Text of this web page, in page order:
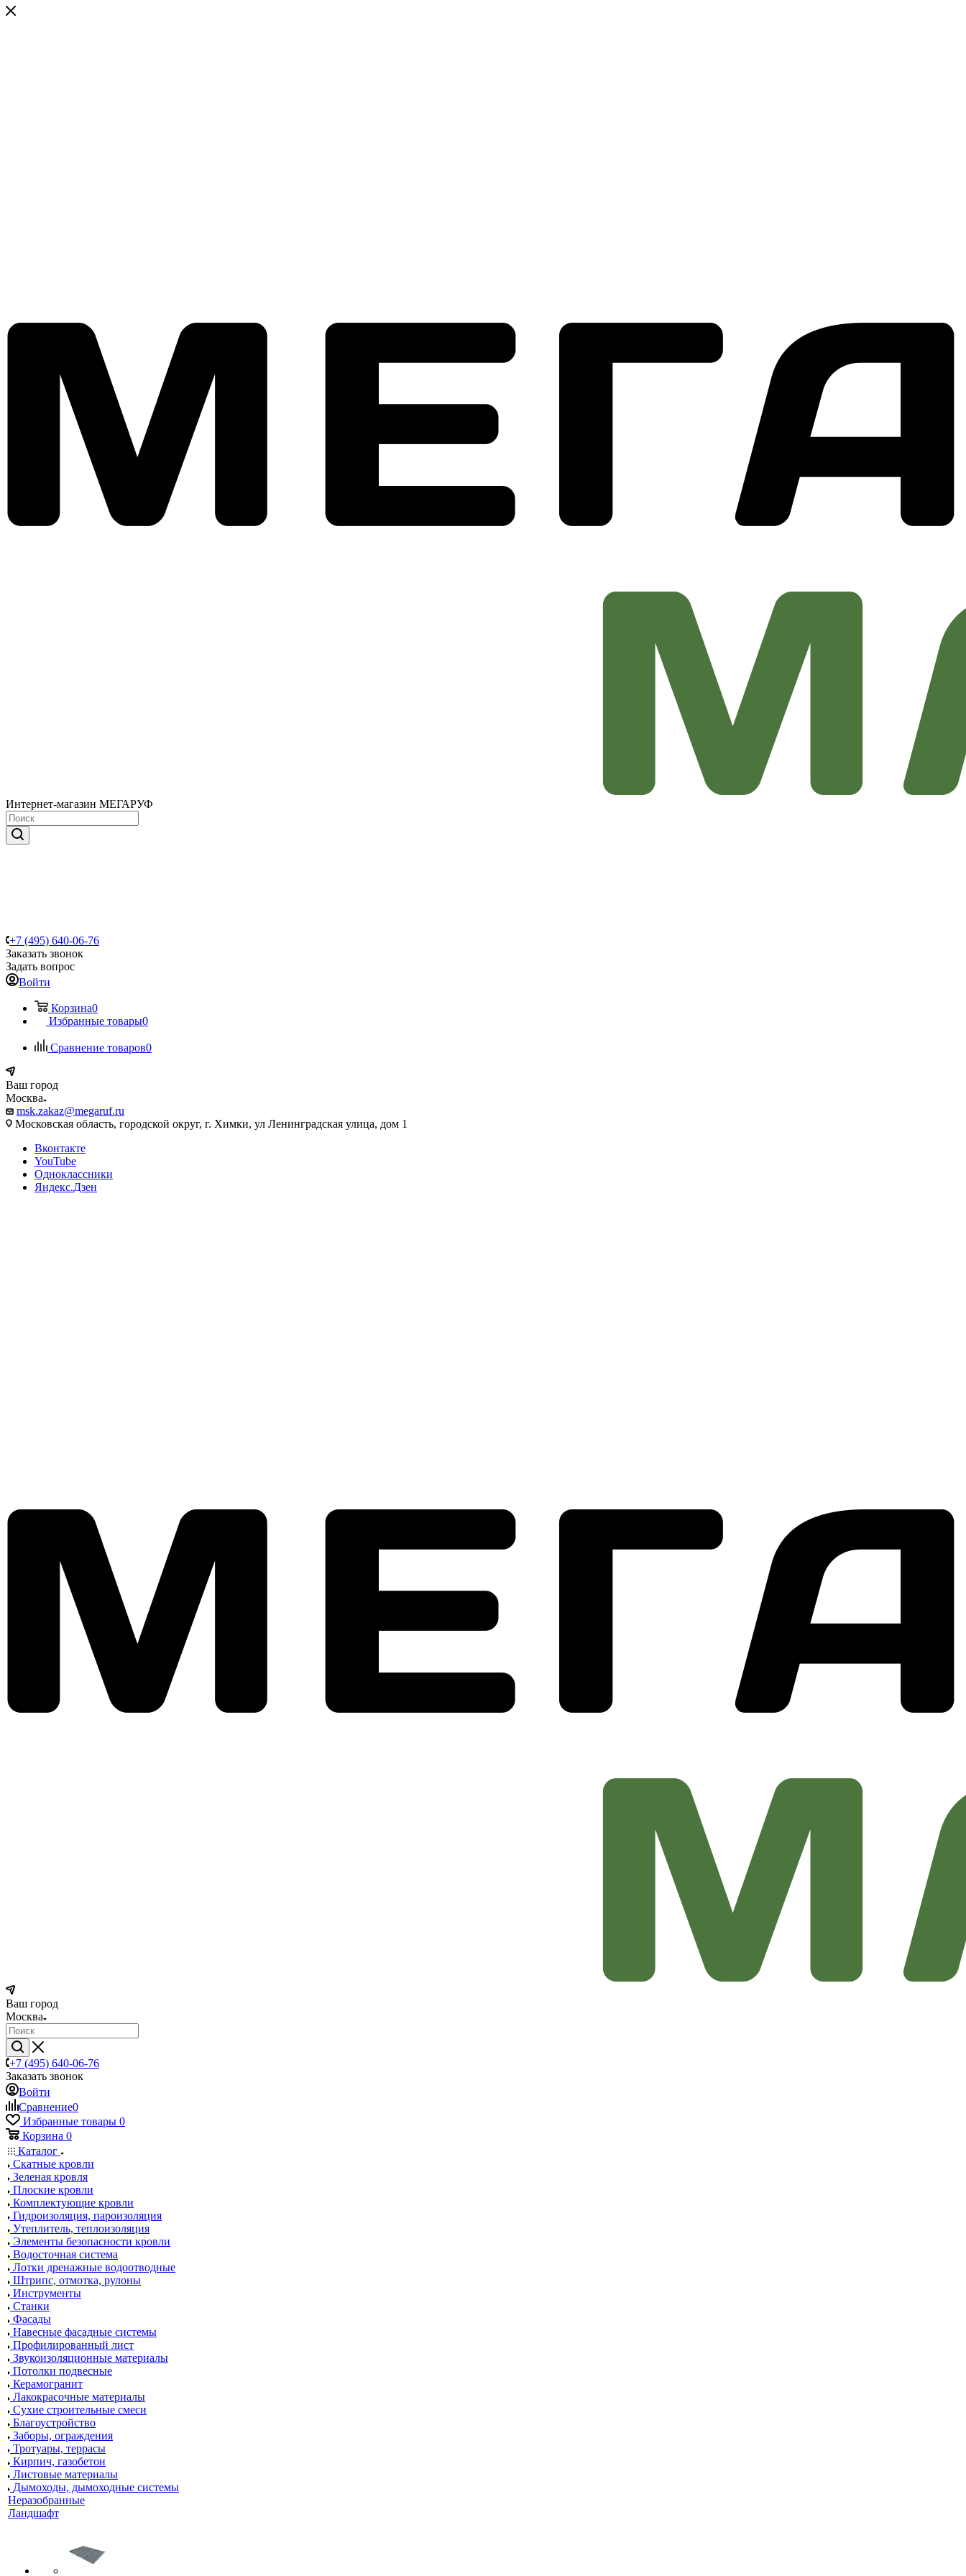
Интернет-магазин МЕГАРУФ
+7 (495) 640-06-76
Заказать звонок
Задать вопрос
Войти
Корзина0
Избранные товары0
Сравнение товаров0
Ваш город
Москва
msk.zakaz@megaruf.ru
Московская область, городской округ, г. Химки, ул Ленинградская улица, дом 1
Вконтакте
YouTube
Одноклассники
Яндекс.Дзен
Ваш город
Москва
+7 (495) 640-06-76
Заказать звонок
Войти
Сравнение0
Избранные товары 0
Корзина 0
Каталог
Скатные кровли
Зеленая кровля
Плоские кровли
Комплектующие кровли
Гидроизоляция, пароизоляция
Утеплитель, теплоизоляция
Элементы безопасности кровли
Водосточная система
Лотки дренажные водоотводные
Штрипс, отмотка, рулоны
Инструменты
Станки
Фасады
Навесные фасадные системы
Профилированный лист
Звукоизоляционные материалы
Потолки подвесные
Керамогранит
Лакокрасочные материалы
Сухие строительные смеси
Благоустройство
Заборы, ограждения
Тротуары, террасы
Кирпич, газобетон
Листовые материалы
Дымоходы, дымоходные системы
Неразобранные
Ландшафт